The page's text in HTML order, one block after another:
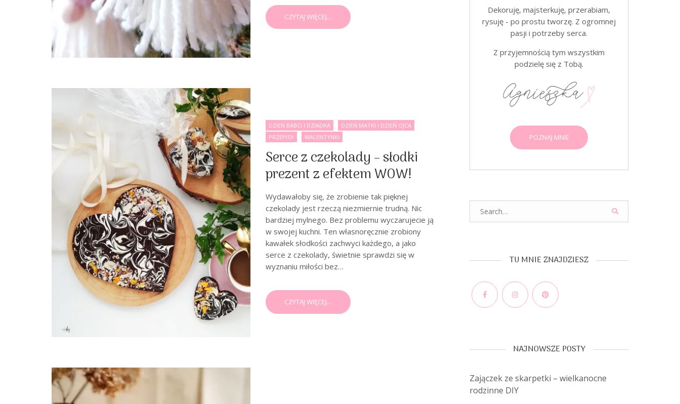
CZYTAJ WIĘCEJ...
DZIEŃ BABCI I DZIADKA
DZIEŃ MATKI I DZIEŃ OJCA
PRZEPISY
WALENTYNKI
Serce z czekolady – słodki
prezent z efektem WOW!
Wydawałoby się, że zrobienie tak pięknej
czekolady jest rzeczą niezmiernie trudną. Nic
bardziej mylnego. Bez problemu wyczarujecie ją
w swojej kuchni. Ten własnoręcznie zrobiony
kawałek słodkości zachwyci każdego, a jako
serce z czekolady, świetnie sprawdzi się w
wyznaniu miłości bez…
CZYTAJ WIĘCEJ...
Dekoruję, majsterkuję, przerabiam,
rysuję - po prostu tworzę. Z ogromnej
pasji i potrzeby serca.
Z przyjemnością tym wszystkim
podzielę się z Tobą.
POZNAJ MNIE
TU MNIE ZNAJDZIESZ
NAJNOWSZE POSTY
Zajączek ze skarpetki – wielkanocne
rodzinne DIY